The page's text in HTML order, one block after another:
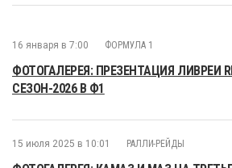
16 января в 7:00 ФОРМУЛА 1
ФОТОГАЛЕРЕЯ: ПРЕЗЕНТАЦИЯ ЛИВРЕИ
СЕЗОН-2026 В Ф1
15 июля 2025 в 10:01 РАЛЛИ-РЕЙДЫ